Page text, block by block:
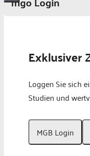
Schließen
Exklusiver
Loggen Sie sich
Studien und
MGB Login